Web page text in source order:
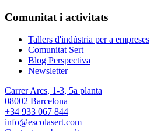
Comunitat i activitats
Tallers d'indústria per a empreses
Comunitat Sert
Blog Perspectiva
Newsletter
Carrer Arcs, 1-3, 5a planta
08002 Barcelona
+34 933 067 844
info@escolasert.com